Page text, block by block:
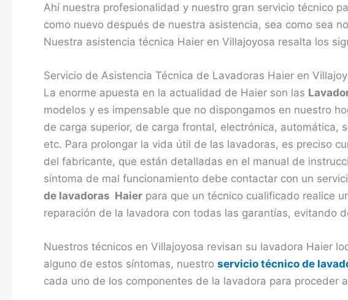
Ahí nuestra profesionalidad y nuestro gran servicio técnico
como nuevo después de nuestra asistencia, sea como sea
Nuestra asistencia técnica Haier en Villajoyosa resalta los
Servicio de Asistencia Técnica de Lavadoras Haier en
La enorme apuesta en la actualidad de Haier son las
modelos y es impensable que no dispongamos en nuestro
de carga superior, de carga frontal, electrónica, automática,
etc. Para prolongar la vida útil de las lavadoras, es preciso
del fabricante, que están detalladas en el manual de
síntoma de mal funcionamiento debe contactar con un
de lavadoras Haier para que un técnico cualificado realice
reparación de la lavadora con todas las garantías, evitando
Nuestros técnicos en Villajoyosa revisan su lavadora Haier
alguno de estos síntomas, nuestro servicio técnico de
cada uno de los componentes de la lavadora para proceder